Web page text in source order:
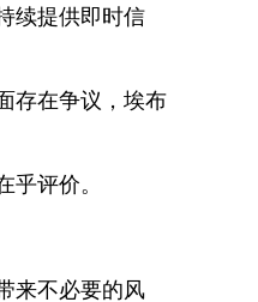
续提供即时信
存在争议，埃布
评价。
来不必要的风